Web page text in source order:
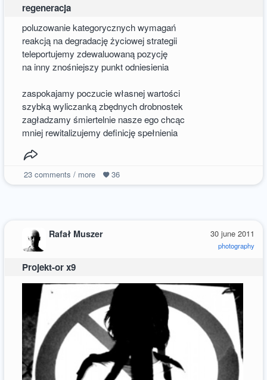
regeneracja
poluzowanie kategorycznych wymagań
reakcją na degradację życiowej strategii
teleportujemy zdewaluowaną pozycję
na inny znośniejszy punkt odniesienia
zaspokajamy poczucie własnej wartości
szybką wyliczanką zbędnych drobnostek
zagładzamy śmiertelnie nasze ego chcąc
mniej rewitalizujemy definicję spełnienia
23comments / more 36
30 june 2011
photography
Rafał Muszer
Projekt-or x9